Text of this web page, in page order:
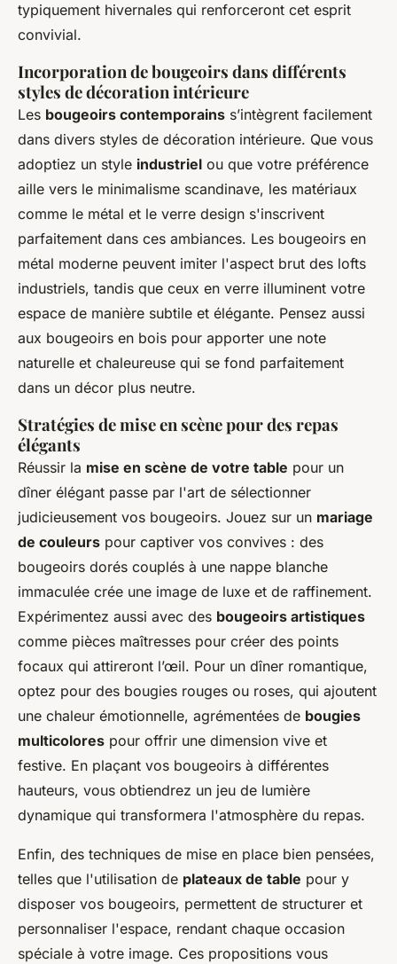
typiquement hivernales qui renforceront cet esprit
convivial.
Incorporation de bougeoirs dans différents
styles de décoration intérieure
Les bougeoirs contemporains s’intègrent facilement
dans divers styles de décoration intérieure. Que vous
adoptiez un style industriel ou que votre préférence
aille vers le minimalisme scandinave, les matériaux
comme le métal et le verre design s'inscrivent
parfaitement dans ces ambiances. Les bougeoirs en
métal moderne peuvent imiter l'aspect brut des lofts
industriels, tandis que ceux en verre illuminent votre
espace de manière subtile et élégante. Pensez aussi
aux bougeoirs en bois pour apporter une note
naturelle et chaleureuse qui se fond parfaitement
dans un décor plus neutre.
Stratégies de mise en scène pour des repas
élégants
Réussir la mise en scène de votre table pour un
dîner élégant passe par l'art de sélectionner
judicieusement vos bougeoirs. Jouez sur un mariage
de couleurs pour captiver vos convives : des
bougeoirs dorés couplés à une nappe blanche
immaculée crée une image de luxe et de raffinement.
Expérimentez aussi avec des bougeoirs artistiques
comme pièces maîtresses pour créer des points
focaux qui attireront l’œil. Pour un dîner romantique,
optez pour des bougies rouges ou roses, qui ajoutent
une chaleur émotionnelle, agrémentées de bougies
multicolores pour offrir une dimension vive et
festive. En plaçant vos bougeoirs à différentes
hauteurs, vous obtiendrez un jeu de lumière
dynamique qui transformera l'atmosphère du repas.
Enfin, des techniques de mise en place bien pensées,
telles que l'utilisation de plateaux de table pour y
disposer vos bougeoirs, permettent de structurer et
personnaliser l'espace, rendant chaque occasion
spéciale à votre image. Ces propositions vous